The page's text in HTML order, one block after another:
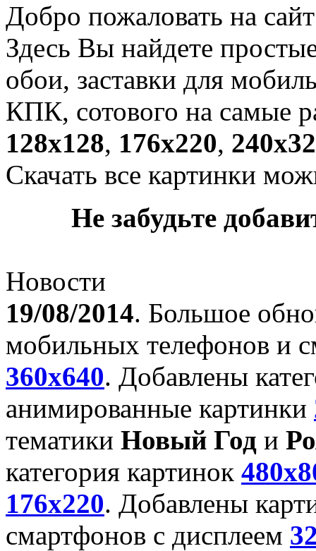
Добро пожаловать на
Здесь Вы найдете
обои, заставки для
КПК, сотового на самые
128х128, 176х220,
Скачать все картинки
Не забудьте
Новости
19/08/2014. Большое
мобильных телефонов и
360x640. Добавлены
анимированные картинки
тематики Новый Год и
категория картинок
176x220. Добавлены
смартфонов с дисплеем